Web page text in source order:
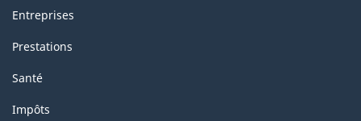
Entreprises
Prestations
Santé
Impôts